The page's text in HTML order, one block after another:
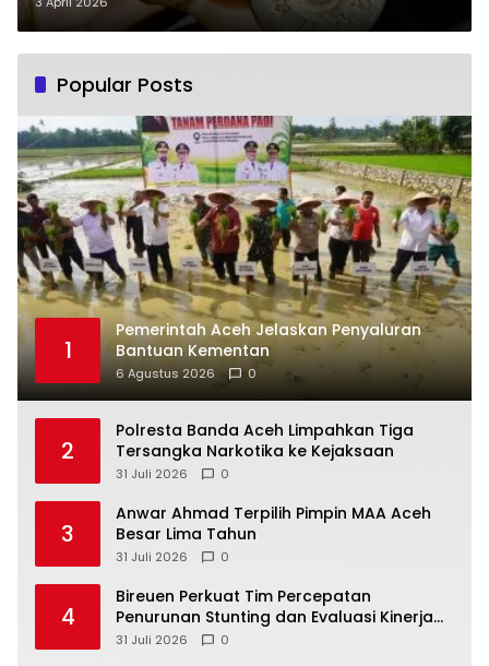
Popular Posts
1
Pemerintah Aceh Jelaskan Penyaluran
Bantuan Kementan
6 Agustus 2026 0
2
Polresta Banda Aceh Limpahkan Tiga
Tersangka Narkotika ke Kejaksaan
31 Juli 2026 0
3
Anwar Ahmad Terpilih Pimpin MAA Aceh
Besar Lima Tahun
31 Juli 2026 0
4
Bireuen Perkuat Tim Percepatan
Penurunan Stunting dan Evaluasi Kinerja
Desa
31 Juli 2026 0